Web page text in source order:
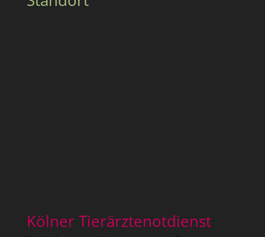
Kölner Tierärztenotdienst